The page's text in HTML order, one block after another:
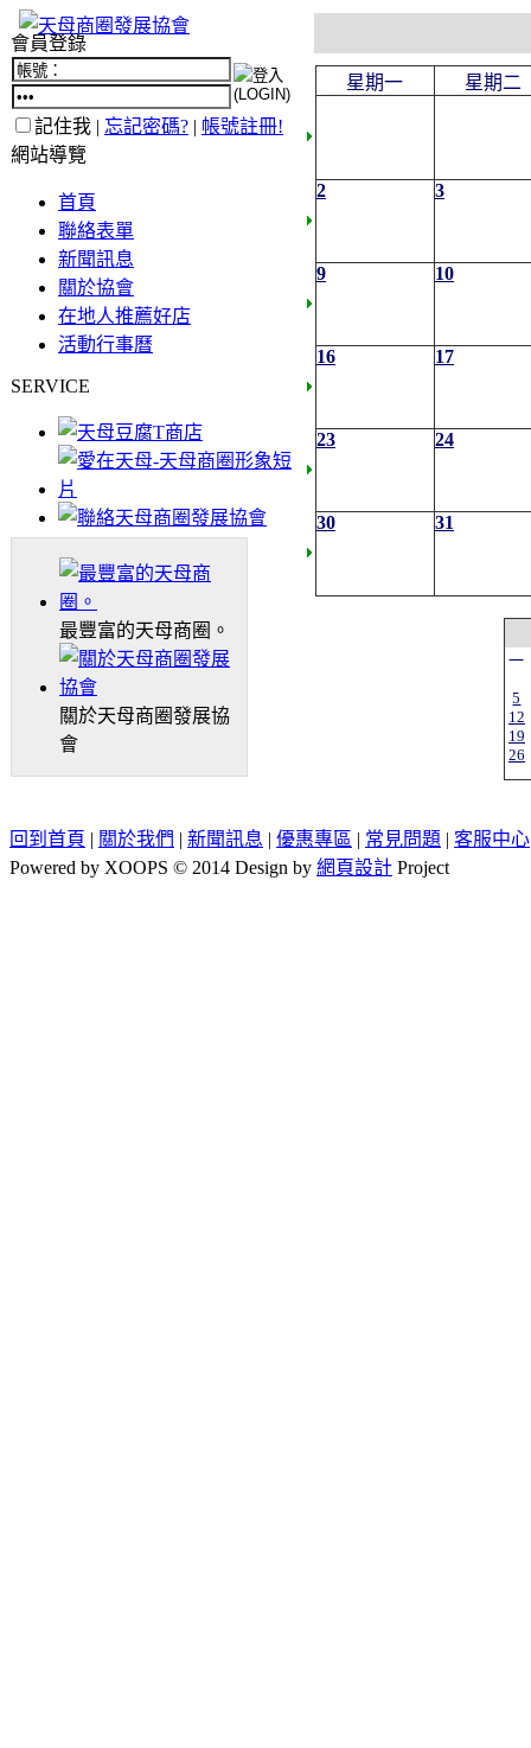
會員登錄
記住我 | 忘記密碼? | 帳號註冊!
網站導覽
首頁
聯絡表單
新聞訊息
關於協會
在地人推薦好店
活動行事曆
SERVICE
最豐富的天母商圈。
關於天母商圈發展協
會
星期一 星期二
2 3
9 10
16 17
23 24
30 31
一
5
12
19
26
回到首頁 | 關於我們 | 新聞訊息 | 優惠專區 | 常見問題 | 客服中心
Powered by XOOPS © 2014 Design by 網頁設計 Project